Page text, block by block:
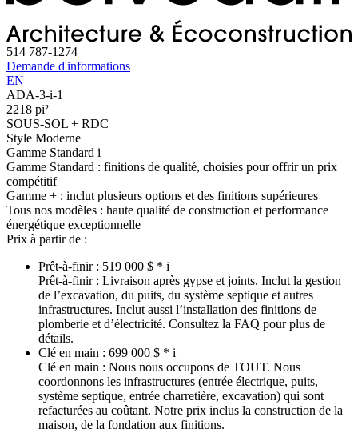
514 787-1274
Demande d'informations
EN
ADA-3-i-1
2218 pi²
SOUS-SOL + RDC
Style Moderne
Gamme Standard i
Gamme Standard : finitions de qualité, choisies pour offrir un prix
compétitif
Gamme + : inclut plusieurs options et des finitions supérieures
Tous nos modèles : haute qualité de construction et performance
énergétique exceptionnelle
Prix à partir de :
Prêt-à-finir : 519 000 $ * i
Prêt-à-finir : Livraison après gypse et joints. Inclut la gestion
de l’excavation, du puits, du système septique et autres
infrastructures. Inclut aussi l’installation des finitions de
plomberie et d’électricité. Consultez la FAQ pour plus de
détails.
Clé en main : 699 000 $ * i
Clé en main : Nous nous occupons de TOUT. Nous
coordonnons les infrastructures (entrée électrique, puits,
système septique, entrée charretière, excavation) qui sont
refacturées au coûtant. Notre prix inclus la construction de la
maison, de la fondation aux finitions.